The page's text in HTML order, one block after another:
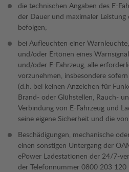
die technischen Angaben des E-
der Dauer und maximaler Leistung
befolgen;
bei Aufleuchten einer
und/oder Ertönen eines
und/oder E-Fahrzeug, alle
vorzunehmen, insbesondere
(d.h. bei keinen Anzeichen für
Brand- oder Glühstellen, Rauch-
Verbindung von E-Fahrzeug und
seine eigene Sicherheit und die
Beschädigungen, mechanische
einen sonstigen Untergang der
ePower Ladestationen der 24/7-
der Telefonnummer 0800 203 120